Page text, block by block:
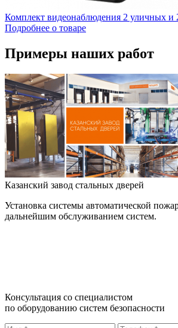
Комплект видеонаблюдения 2 уличных и
Подробнее о товаре
Примеры наших работ
Казанский завод стальных дверей
Установка системы автоматической
дальнейшим обслуживанием систем.
Консультация со специалистом
по оборудованию систем безопасности